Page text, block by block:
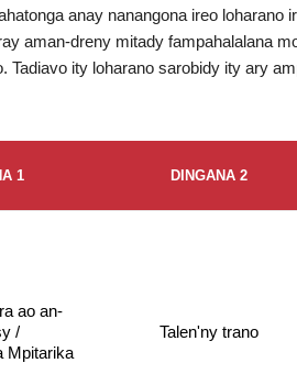
anay nanangona ireo
aman-dreny mitady fampahalalana
ity loharano sarobidy ity ary
1 DINGANA 2
ao an-
/
Mpitarika
Talen'ny trano